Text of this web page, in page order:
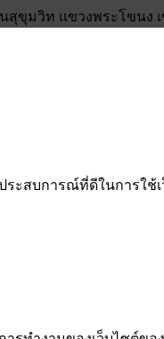
สุขุมวิท แขวงพระโขนง เข
ะสบการณ์ที่ดีในการใ